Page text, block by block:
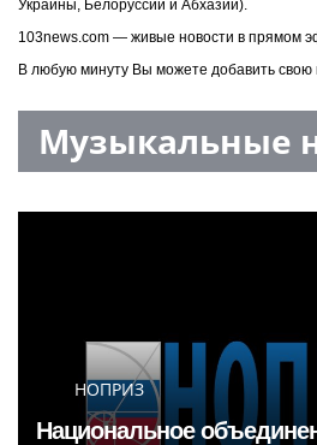
Украины, Белоруссии и Абхазии).
103news.com — живые новости в прямом
В любую минуту Вы можете добавить свою
Музыкальные
НОПРИЗ
Национальное